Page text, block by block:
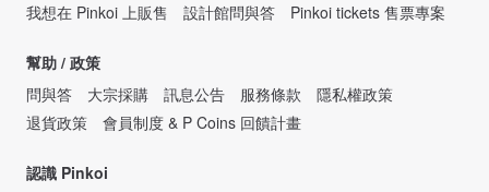
我想在 Pinkoi 上販售
設計館問與答 Pinkoi tickets 售票專案
幫助 / 政策
問與答
大宗採購 訊息公告 服務條款
隱私權政策
退貨政策
會員制度 & P Coins 回饋計畫
認識 Pinkoi